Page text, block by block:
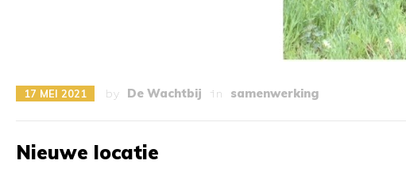
17 MEI 2021 by De Wachtbij in samenwerking
Nieuwe locatie